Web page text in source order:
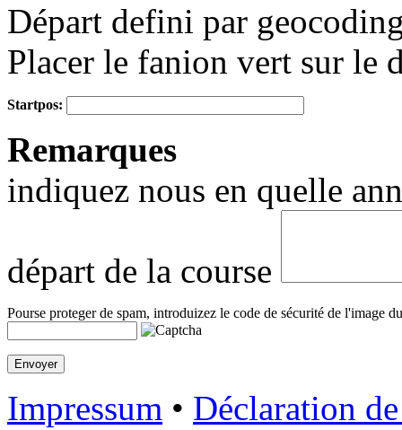
Départ defini par
Placer le fanion vert sur le
−
Startpos:
Remarques
indiquez nous en quelle
départ de la course
Pourse proteger de spam, introduizez le code de sécurité de l'image
Impressum • Déclaration